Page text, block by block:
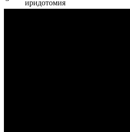
иридотомия